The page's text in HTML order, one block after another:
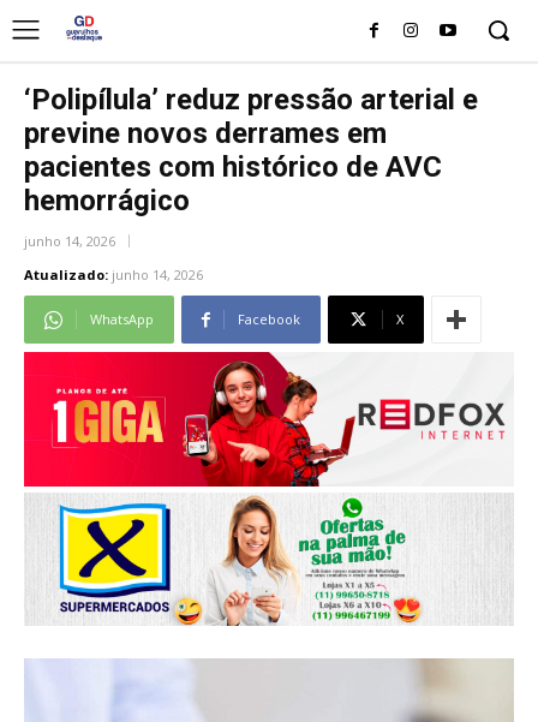
‘Polipílula’ reduz pressão arterial e
previne novos derrames em
pacientes com histórico de AVC
hemorrágico
junho 14, 2026
Atualizado: junho 14, 2026
WhatsApp Facebook X